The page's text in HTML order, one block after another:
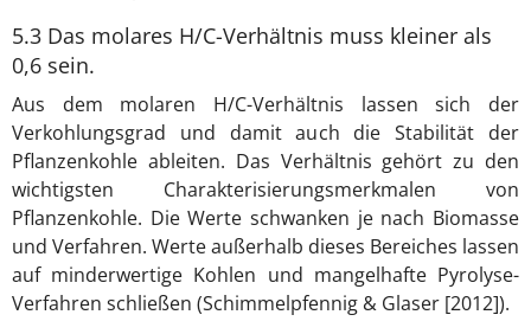
5.3 Das molares H/C-Verhältnis muss kleiner als
0,6 sein.
Aus dem molaren H/C-Verhältnis lassen sich der
Verkohlungsgrad und damit auch die Stabilität der
Pflanzenkohle ableiten. Das Verhältnis gehört zu den
wichtigsten Charakterisierungsmerkmalen von
Pflanzenkohle. Die Werte schwanken je nach Biomasse
und Verfahren. Werte außerhalb dieses Bereiches lassen
auf minderwertige Kohlen und mangelhafte Pyrolyse-
Verfahren schließen (Schimmelpfennig & Glaser [2012]).